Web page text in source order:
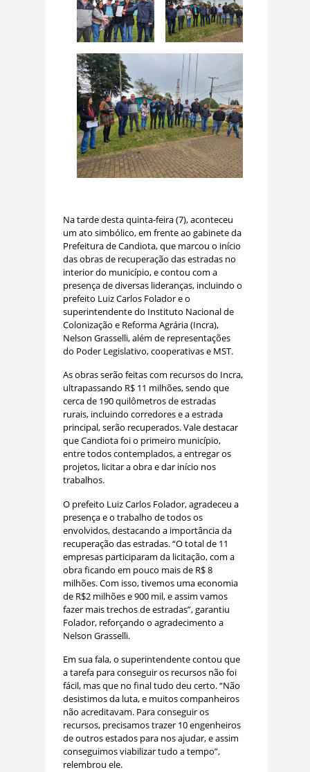
Na tarde desta quinta-feira (7), aconteceu
um ato simbólico, em frente ao gabinete da
Prefeitura de Candiota, que marcou o início
das obras de recuperação das estradas no
interior do município, e contou com a
presença de diversas lideranças, incluindo o
prefeito Luiz Carlos Folador e o
superintendente do Instituto Nacional de
Colonização e Reforma Agrária (Incra),
Nelson Grasselli, além de representações
do Poder Legislativo, cooperativas e MST.
As obras serão feitas com recursos do Incra,
ultrapassando R$ 11 milhões, sendo que
cerca de 190 quilômetros de estradas
rurais, incluindo corredores e a estrada
principal, serão recuperados. Vale destacar
que Candiota foi o primeiro município,
entre todos contemplados, a entregar os
projetos, licitar a obra e dar início nos
trabalhos.
O prefeito Luiz Carlos Folador, agradeceu a
presença e o trabalho de todos os
envolvidos, destacando a importância da
recuperação das estradas. “O total de 11
empresas participaram da licitação, com a
obra ficando em pouco mais de R$ 8
milhões. Com isso, tivemos uma economia
de R$2 milhões e 900 mil, e assim vamos
fazer mais trechos de estradas”, garantiu
Folador, reforçando o agradecimento a
Nelson Grasselli.
Em sua fala, o superintendente contou que
a tarefa para conseguir os recursos não foi
fácil, mas que no final tudo deu certo. “Não
desistimos da luta, e muitos companheiros
não acreditavam. Para conseguir os
recursos, precisamos trazer 10 engenheiros
de outros estados para nos ajudar, e assim
conseguimos viabilizar tudo a tempo”,
relembrou ele.